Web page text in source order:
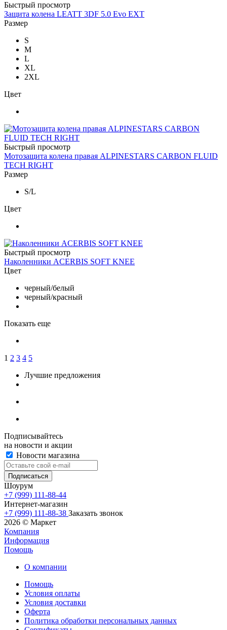
Быстрый просмотр
Защита колена LEATT 3DF 5.0 Evo EXT
Размер
S
M
L
XL
2XL
Цвет
Быстрый просмотр
Мотозащита колена правая ALPINESTARS CARBON FLUID
TECH RIGHT
Размер
S/L
Цвет
Быстрый просмотр
Наколенники ACERBIS SOFT KNEE
Цвет
черный/белый
черный/красный
Показать еще
1 2 3 4 5
Лучшие предложения
Подписывайтесь
на новости и акции
Новости магазина
Шоурум
+7 (999) 111-88-44
Интернет-магазин
+7 (999) 111-88-38 Заказать звонок
2026 © Маркет
Компания
Информация
Помощь
О компании
Помощь
Условия оплаты
Условия доставки
Оферта
Политика обработки персональных данных